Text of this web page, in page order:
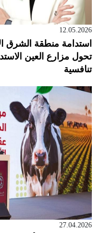
12.05.2026
استدامة منطقة الشرق
تحول مزارع العين
تنافسية
27.04.2026